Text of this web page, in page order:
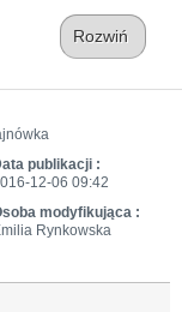
Rozwiń
publikacji :
12-06 09:42
modyfikująca :
Rynkowska